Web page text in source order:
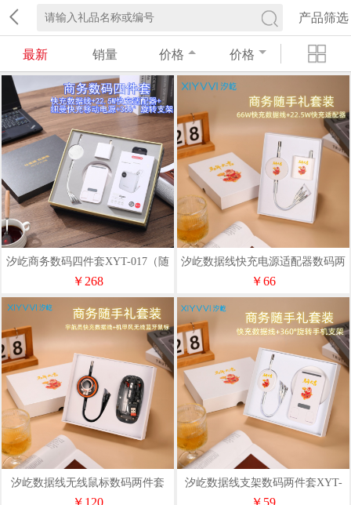
产品筛选
最新 销量 价格 价格
汐屹商务数码四件套XYT-017（随
心定制）
￥268
汐屹数据线快充电源适配器数码两
件套XYT-002（随心定制）
￥66
汐屹数据线无线鼠标数码两件套
XYT-008（随心定制）
￥120
汐屹数据线支架数码两件套XYT-
003（随心定制）
￥59